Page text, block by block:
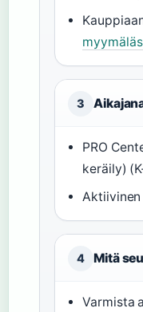
3
PRO
keräily)
Aktiivinen
4 Mitä
Varmista